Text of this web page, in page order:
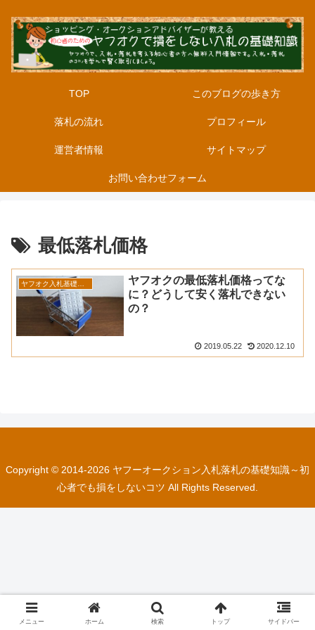
TOP このブログの歩き方
落札の流れ プロフィール
運営者情報 サイトマップ
お問い合わせフォーム
最低落札価格
ヤフオク入札基礎知識
ヤフオクの最低落札価格ってな
に？どうして安く落札できない
の？
2019.05.22 2020.12.10
Copyright © 2014-2026 ヤフーオークション入札落札の基礎知識～初
心者でも損をしないコツ All Rights Reserved.
メニュー ホーム 検索 トップ サイドバー